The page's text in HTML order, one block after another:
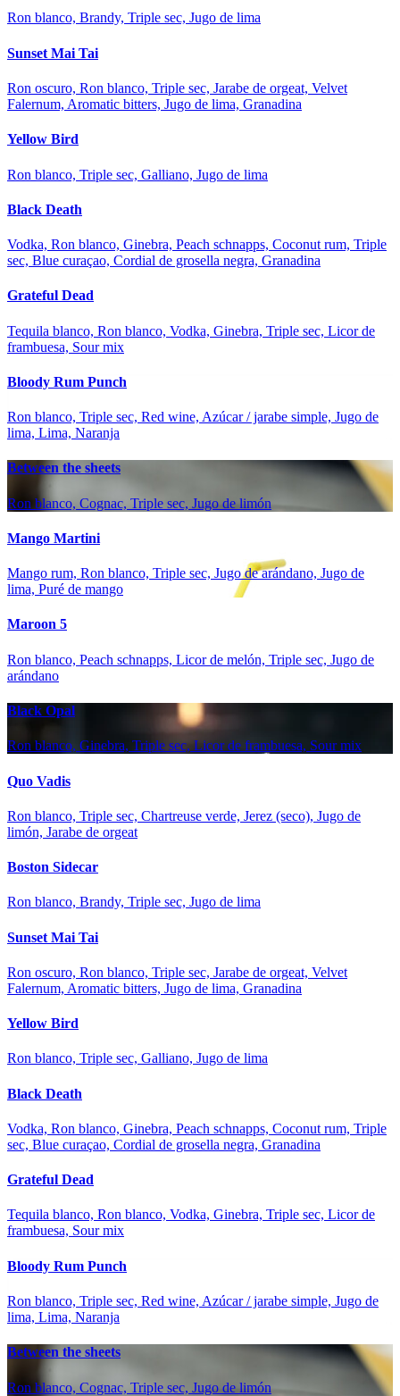
Ron blanco, Brandy, Triple sec, Jugo de lima
Sunset Mai Tai
Ron oscuro, Ron blanco, Triple sec, Jarabe de orgeat, Velvet
Falernum, Aromatic bitters, Jugo de lima, Granadina
Yellow Bird
Ron blanco, Triple sec, Galliano, Jugo de lima
Black Death
Vodka, Ron blanco, Ginebra, Peach schnapps, Coconut rum, Triple
sec, Blue curaçao, Cordial de grosella negra, Granadina
Grateful Dead
Tequila blanco, Ron blanco, Vodka, Ginebra, Triple sec, Licor de
frambuesa, Sour mix
Bloody Rum Punch
Ron blanco, Triple sec, Red wine, Azúcar / jarabe simple, Jugo de
lima, Lima, Naranja
Between the sheets
Ron blanco, Cognac, Triple sec, Jugo de limón
Mango Martini
Mango rum, Ron blanco, Triple sec, Jugo de arándano, Jugo de
lima, Puré de mango
Maroon 5
Ron blanco, Peach schnapps, Licor de melón, Triple sec, Jugo de
arándano
Black Opal
Ron blanco, Ginebra, Triple sec, Licor de frambuesa, Sour mix
Quo Vadis
Ron blanco, Triple sec, Chartreuse verde, Jerez (seco), Jugo de
limón, Jarabe de orgeat
Boston Sidecar
Ron blanco, Brandy, Triple sec, Jugo de lima
Sunset Mai Tai
Ron oscuro, Ron blanco, Triple sec, Jarabe de orgeat, Velvet
Falernum, Aromatic bitters, Jugo de lima, Granadina
Yellow Bird
Ron blanco, Triple sec, Galliano, Jugo de lima
Black Death
Vodka, Ron blanco, Ginebra, Peach schnapps, Coconut rum, Triple
sec, Blue curaçao, Cordial de grosella negra, Granadina
Grateful Dead
Tequila blanco, Ron blanco, Vodka, Ginebra, Triple sec, Licor de
frambuesa, Sour mix
Bloody Rum Punch
Ron blanco, Triple sec, Red wine, Azúcar / jarabe simple, Jugo de
lima, Lima, Naranja
Between the sheets
Ron blanco, Cognac, Triple sec, Jugo de limón